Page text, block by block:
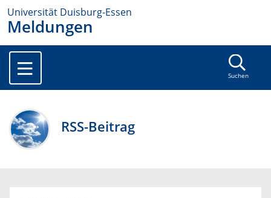
Universität Duisburg-Essen
Meldungen
Suchen
RSS-Beitrag